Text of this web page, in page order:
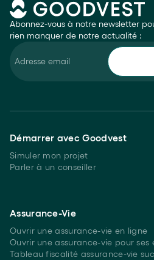
Abonnez-vous à notre newsletter
rien manquer de notre actualité :
Démarrer avec Goodvest
Simuler mon projet
Parler à un conseiller
Assurance-Vie
Ouvrir une assurance-vie en ligne
Ouvrir une assurance-vie pour ses
Tableau fiscalité assurance-vie